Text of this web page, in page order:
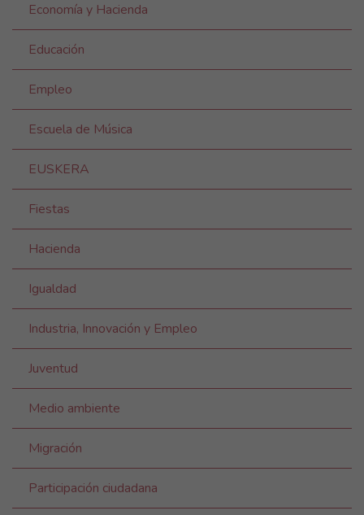
Economía y Hacienda
Educación
Empleo
Escuela de Música
EUSKERA
Fiestas
Hacienda
Igualdad
Industria, Innovación y Empleo
Juventud
Medio ambiente
Migración
Participación ciudadana